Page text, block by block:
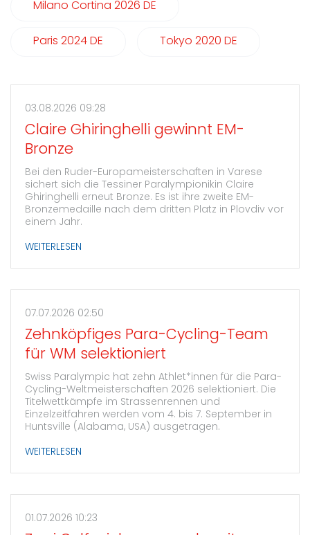
Milano Cortina 2026 DE
Paris 2024 DE Tokyo 2020 DE
03.08.2026 09:28
Claire Ghiringhelli gewinnt EM-
Bronze
Bei den Ruder-Europameisterschaften in Varese
sichert sich die Tessiner Paralympionikin Claire
Ghiringhelli erneut Bronze. Es ist ihre zweite EM-
Bronzemedaille nach dem dritten Platz in Plovdiv vor
einem Jahr.
WEITERLESEN
07.07.2026 02:50
Zehnköpfiges Para-Cycling-Team
für WM selektioniert
Swiss Paralympic hat zehn Athlet*innen für die Para-
Cycling-Weltmeisterschaften 2026 selektioniert. Die
Titelwettkämpfe im Strassenrennen und
Einzelzeitfahren werden vom 4. bis 7. September in
Huntsville (Alabama, USA) ausgetragen.
WEITERLESEN
01.07.2026 10:23